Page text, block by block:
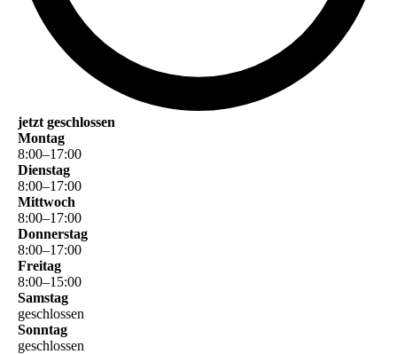
jetzt geschlossen
Montag
8:00–17:00
Dienstag
8:00–17:00
Mittwoch
8:00–17:00
Donnerstag
8:00–17:00
Freitag
8:00–15:00
Samstag
geschlossen
Sonntag
geschlossen